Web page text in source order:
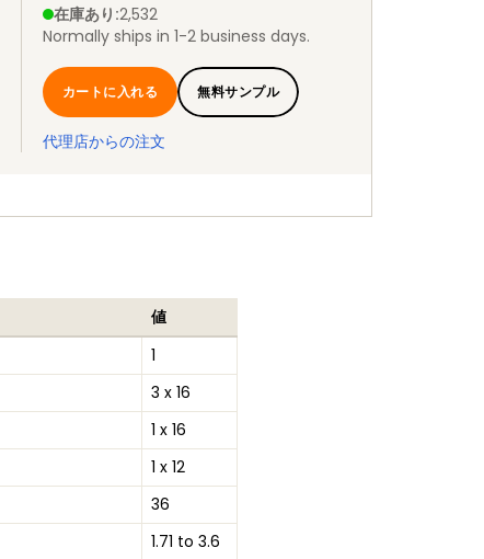
在庫あり :2,532
Normally ships in 1-2 business days.
カートに入れる 無料サンプル
代理店からの注文
値
1
3 x 16
1 x 16
1 x 12
36
1.71 to 3.6